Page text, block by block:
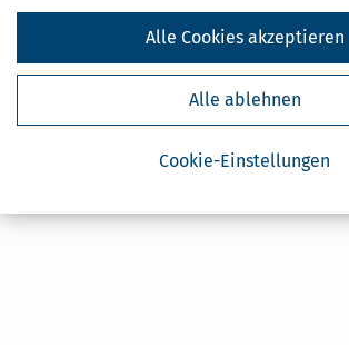
Cookie-Einstellungen
Alle ablehnen
Alle Cookies akzeptieren